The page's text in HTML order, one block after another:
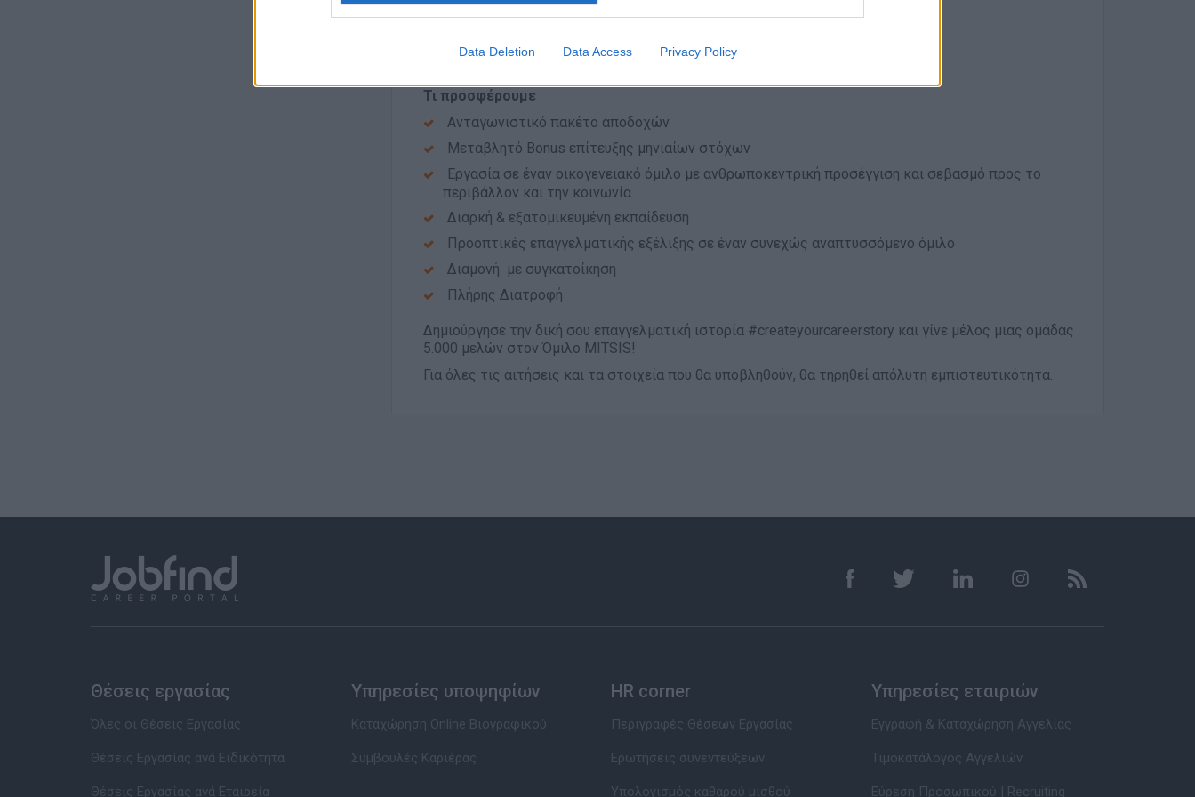
Data Deletion Data Access Privacy Policy
Συνεργασία & Ομαδικότητα
Παροχές
Τι προσφέρουμε
Ανταγωνιστικό πακέτο αποδοχών
Μεταβλητό Bonus επίτευξης μηνιαίων στόχων
Εργασία σε έναν οικογενειακό όμιλο με ανθρωποκεντρική προσέγγιση και σεβασμό προς το
περιβάλλον και την κοινωνία.
Διαρκή & εξατομικευμένη εκπαίδευση
Προοπτικές επαγγελματικής εξέλιξης σε έναν συνεχώς αναπτυσσόμενο όμιλο
Διαμονή με συγκατοίκηση
Πλήρης Διατροφή
Δημιούργησε την δική σου επαγγελματική ιστορία #createyourcareerstory και γίνε μέλος μιας ομάδας
5.000 μελών στον Όμιλο MITSIS!
Για όλες τις αιτήσεις και τα στοιχεία που θα υποβληθούν, θα τηρηθεί απόλυτη εμπιστευτικότητα.
Θέσεις εργασίας
Όλες οι Θέσεις Εργασίας
Θέσεις Εργασίας ανά Ειδικότητα
Θέσεις Εργασίας ανά Εταιρεία
Υπηρεσίες υποψηφίων
Καταχώρηση Online Βιογραφικού
Συμβουλές Καριέρας
HR corner
Περιγραφές Θέσεων Εργασίας
Ερωτήσεις συνεντεύξεων
Υπολογισμός καθαρού μισθού
Υπηρεσίες εταιριών
Εγγραφή & Καταχώρηση Αγγελίας
Τιμοκατάλογος Αγγελιών
Εύρεση Προσωπικού | Recruiting